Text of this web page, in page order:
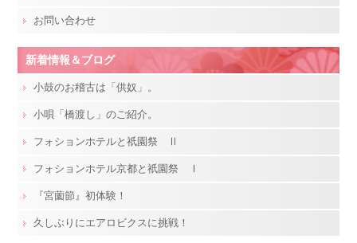
お問い合わせ
新着情報＆ブログ
小鼓のお稽古は「供奴」。
小唄「橋渡し」のご紹介。
フォションホテルと祇園祭 Ⅱ
フォションホテル京都と祇園祭 Ⅰ
『宮薗節』初体験！
久しぶりにエアロビクスに挑戦！